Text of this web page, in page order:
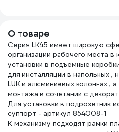
О товаре
Серия LK45 имеет широкую
организации рабочего места в
установки в подъёмные
для инсталляции в напольных ,
LUK и алюминиевых колоннах ,
монтажа в сочетании с
Для установки в подрозетник
суппорт - артикул 854008-1
К механизму подходят рамки